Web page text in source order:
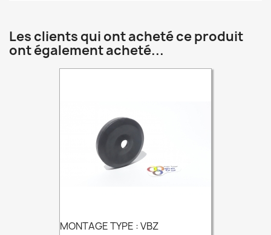
Les clients qui ont acheté ce produit
ont également acheté...
MONTAGE TYPE : VBZ